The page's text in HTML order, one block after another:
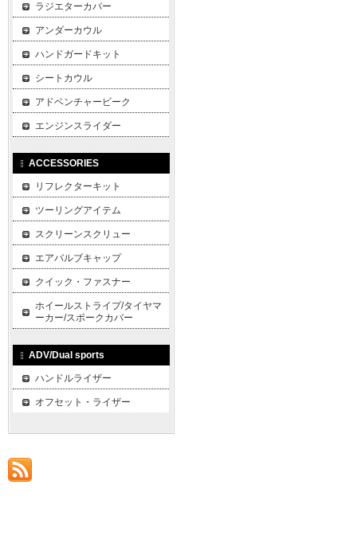
ラジエターカバー
アンダーカウル
ハンドガードキット
シートカウル
アドベンチャービーク
エンジンスライダー
ACCESSORIES
リフレクターキット
ツーリングアイテム
スクリーンスクリュー
エアバルブキャップ
クイック・ファスナー
ホイールストライプ/タイヤマ
ーカー/スポークカバー
ADV/Dual sports
ハンドルライザー
オフセット・ライザー